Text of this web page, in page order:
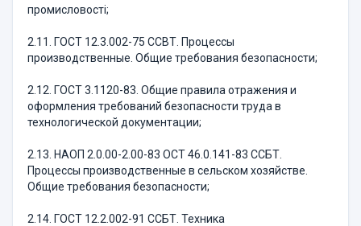
промисловості;
2.11. ГОСТ 12.3.002-75 ССВТ. Процессы
производственные. Общие требования безопасности;
2.12. ГОСТ 3.1120-83. Общие правила отражения и
оформления требований безопасности труда в
технологической документации;
2.13. НАОП 2.0.00-2.00-83 ОСТ 46.0.141-83 ССБТ.
Процессы производственные в сельском хозяйстве.
Общие требования безопасности;
2.14. ГОСТ 12.2.002-91 ССБТ. Техника